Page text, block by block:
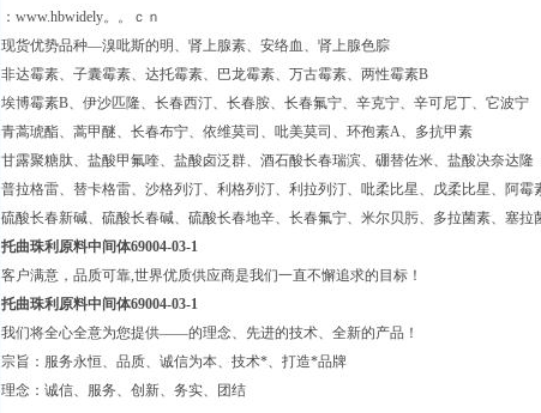
：www.hbwidely。。ｃｎ
现货优势品种—溴吡斯的明、肾上腺素、安络血、肾上腺色腙
非达霉素、子囊霉素、达托霉素、巴龙霉素、万古霉素、两性霉素B
埃博霉素B、伊沙匹隆、长春西汀、长春胺、长春氟宁、辛克宁、辛可尼丁、它波宁
青蒿琥酯、蒿甲醚、长春布宁、依维莫司、吡美莫司、环孢素A、多抗甲素
甘露聚糖肽、盐酸甲氟喹、盐酸卤泛群、酒石酸长春瑞滨、硼替佐米、盐酸决奈达隆
普拉格雷、替卡格雷、沙格列汀、利格列汀、利拉列汀、吡柔比星、戊柔比星、阿霉
硫酸长春新碱、硫酸长春碱、硫酸长春地辛、长春氟宁、米尔贝肟、多拉菌素、塞拉
托曲珠利原料中间体69004-03-1
客户满意，品质可靠,世界优质供应商是我们一直不懈追求的目标！
托曲珠利原料中间体69004-03-1
我们将全心全意为您提供——的理念、先进的技术、全新的产品！
宗旨：服务永恒、品质、诚信为本、技术*、打造*品牌
理念：诚信、服务、创新、务实、团结